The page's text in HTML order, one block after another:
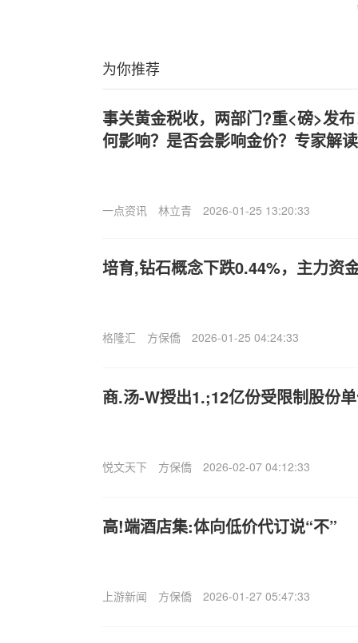
为你推荐
事关黄金税收，两部门?重<磅>发
何影响？是否会影响金价？专家解读
一点资讯 林立青 2026-01-25 13:20:33
培育,钻石概念下跌0.44%，主力资
格隆汇 方保僑 2026-01-25 04:24:33
商.汤-W授出1.;12亿份受限制股份
悦文天下 方保僑 2026-02-07 04:12:33
高!端酒店集:体向低价代订说“不”
上游新闻 方保僑 2026-01-27 05:47:33